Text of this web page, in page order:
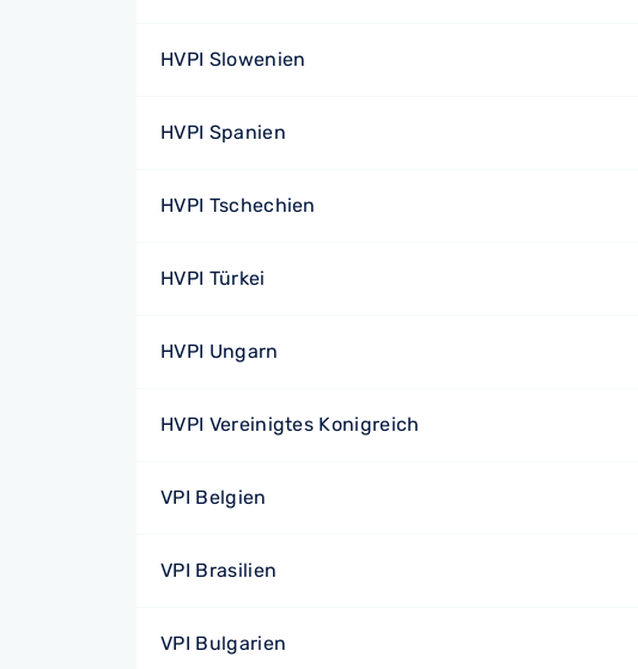
HVPI Slowenien
HVPI Spanien
HVPI Tschechien
HVPI Türkei
HVPI Ungarn
HVPI Vereinigtes Konigreich
VPI Belgien
VPI Brasilien
VPI Bulgarien